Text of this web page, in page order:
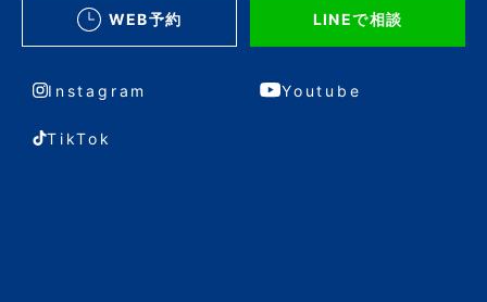
WEB予約 LINEで相談
Instagram Youtube
TikTok